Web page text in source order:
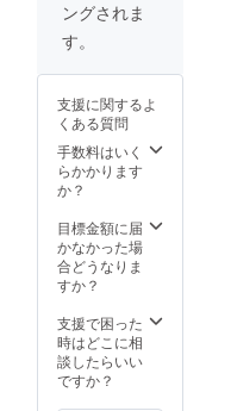
まれて
9月から
配送予
定で
す。
ングされま
す。
支援に関するよ
くある質問
手数料はいく
らかかります
か？
目標金額に届
かなかった場
合どうなりま
すか？
支援で困った
時はどこに相
談したらいい
ですか？